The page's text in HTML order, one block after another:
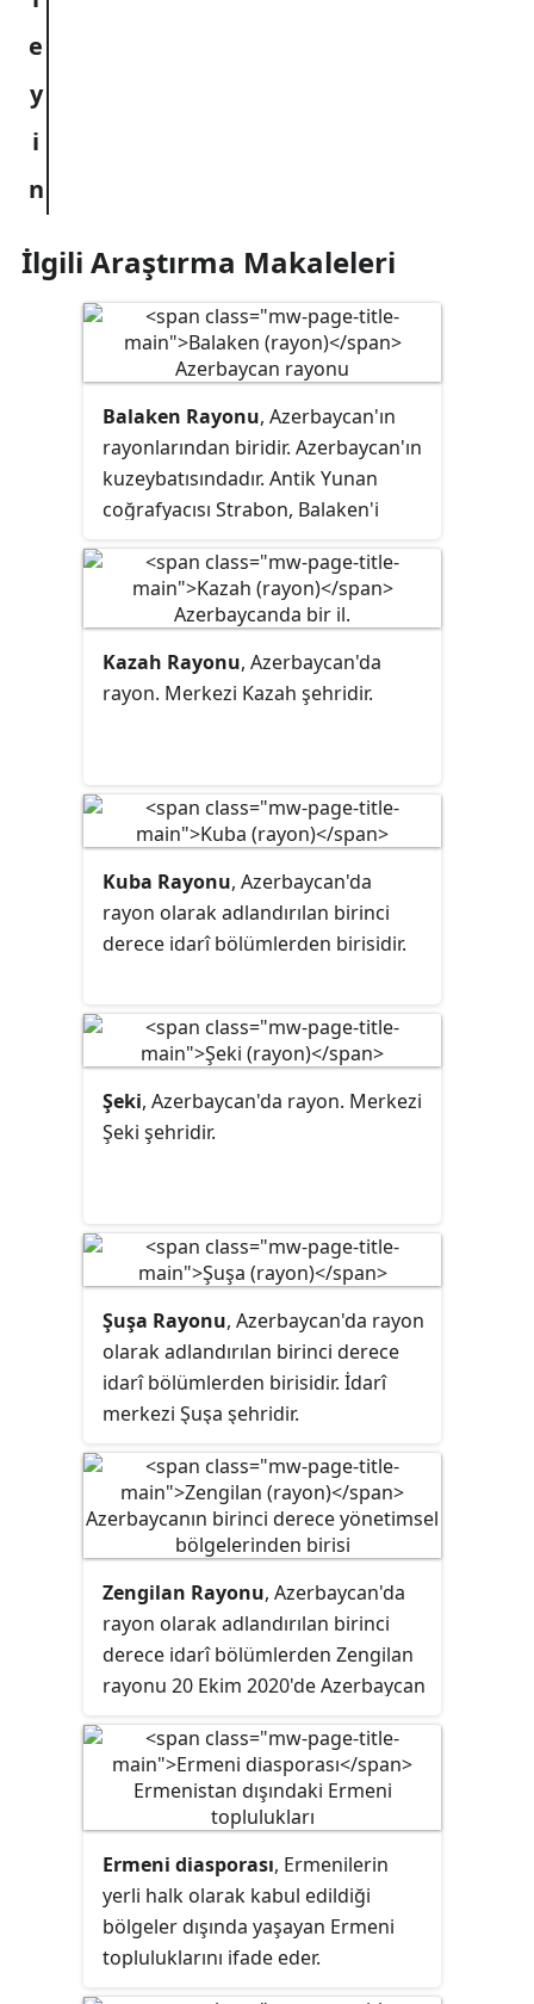
İlgili Araştırma Makaleleri
Balaken Rayonu, Azerbaycan'ın
rayonlarından biridir. Azerbaycan'ın
kuzeybatısındadır. Antik Yunan
coğrafyacısı Strabon, Balaken'i
Kazah Rayonu, Azerbaycan'da
rayon. Merkezi Kazah şehridir.
Kuba Rayonu, Azerbaycan'da
rayon olarak adlandırılan birinci
derece idarî bölümlerden birisidir.
Şeki, Azerbaycan'da rayon. Merkezi
Şeki şehridir.
Şuşa Rayonu, Azerbaycan'da rayon
olarak adlandırılan birinci derece
idarî bölümlerden birisidir. İdarî
merkezi Şuşa şehridir.
Zengilan Rayonu, Azerbaycan'da
rayon olarak adlandırılan birinci
derece idarî bölümlerden Zengilan
rayonu 20 Ekim 2020'de Azerbaycan
işgalinden kurtarılmıştır.
Ermeni diasporası, Ermenilerin
yerli halk olarak kabul edildiği
bölgeler dışında yaşayan Ermeni
topluluklarını ifade eder.